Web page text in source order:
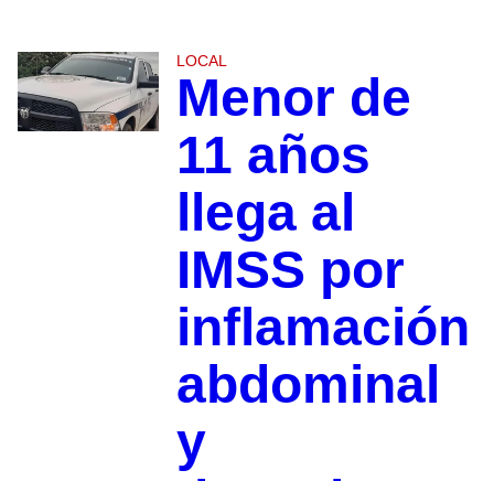
LOCAL
Menor de
11 años
llega al
IMSS por
inflamación
abdominal
y